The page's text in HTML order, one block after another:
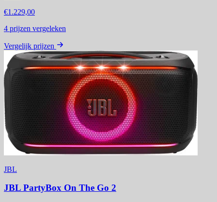
€1.229,00
4 prijzen vergeleken
Vergelijk prijzen
JBL
JBL PartyBox On The Go 2